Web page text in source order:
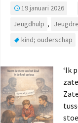
19 januari 2026
Jeugdhulp ,
kind; ouderschap
‘Ik